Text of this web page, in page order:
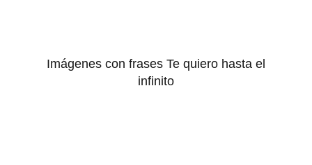
Imágenes con frases Te quiero hasta el
infinito